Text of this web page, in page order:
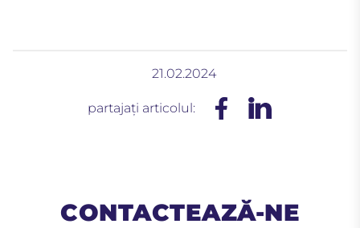
21.02.2024
partajați articolul:
CONTACTEAZĂ-NE